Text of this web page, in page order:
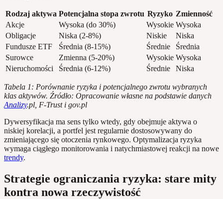
Rodzaj aktywa Potencjalna stopa zwrotu Ryzyko Zmienność
Akcje
Wysoka (do 30%) Wysokie Wysoka
Obligacje
Niska (2-8%) Niskie
Niska
Fundusze ETF
Średnia (8-15%) Średnie
Średnia
Surowce
Zmienna (5-20%) Wysokie Wysoka
Nieruchomości
Średnia (6-12%) Średnie Niska
Tabela 1: Porównanie ryzyka i potencjalnego zwrotu wybranych
klas aktywów. Źródło: Opracowanie własne na podstawie danych
Analizy.pl, F-Trust i gov.pl
Dywersyfikacja ma sens tylko wtedy, gdy obejmuje aktywa o
niskiej korelacji, a portfel jest regularnie dostosowywany do
zmieniającego się otoczenia rynkowego. Optymalizacja ryzyka
wymaga ciągłego monitorowania i natychmiastowej reakcji na nowe
trendy.
Strategie ograniczania ryzyka: stare mity
kontra nowa rzeczywistość